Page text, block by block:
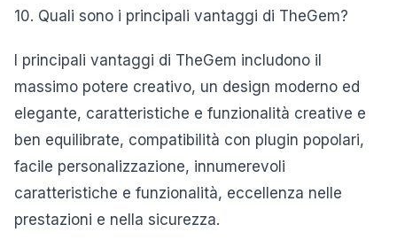
10. Quali sono i principali vantaggi di TheGem?
I principali vantaggi di TheGem includono il
massimo potere creativo, un design moderno ed
elegante, caratteristiche e funzionalità creative e
ben equilibrate, compatibilità con plugin popolari,
facile personalizzazione, innumerevoli
caratteristiche e funzionalità, eccellenza nelle
prestazioni e nella sicurezza.